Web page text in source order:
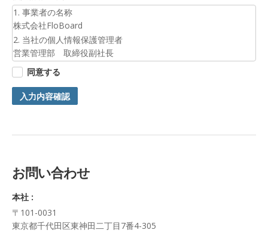
1. 事業者の名称
株式会社FloBoard
2. 当社の個人情報保護管理者
営業管理部 取締役副社長
3. 個人情報の利用目的
お預かりした個人情報は、お問合せへの対応のために利用いた
します。
4. 第三者提供について
ご入力頂く個人情報は第三者に提供しません。
正・追加・削除、利用の停止または消去、第三者への提供の停
口に申し出ることができます。
その際、弊社はご本人を確認させていただいたうえで、合理的
な期間内に対応いたします。
同意する
入力内容確認
お問い合わせ
本社 :
〒101-0031
東京都千代田区東神田二丁目7番4-305